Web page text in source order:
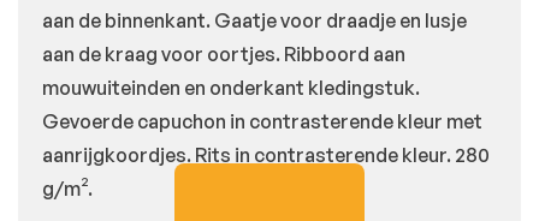
aan de binnenkant. Gaatje voor draadje en lusje
aan de kraag voor oortjes. Ribboord aan
mouwuiteinden en onderkant kledingstuk.
Gevoerde capuchon in contrasterende kleur met
aanrijgkoordjes. Rits in contrasterende kleur. 280
g/m².